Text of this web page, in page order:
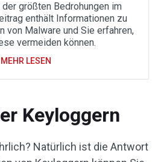
größten Bedrohungen im
enthält Informationen zu
von Malware und Sie erfahren,
vermeiden können.
MEHR LESEN
Keyloggern
Natürlich ist die Antwort